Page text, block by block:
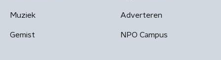
Muziek
Gemist
Adverteren
NPO Campus